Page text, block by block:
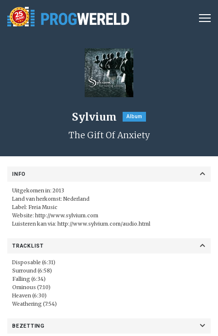
Sylvium Album
The Gift Of Anxiety
INFO
Uitgekomen in: 2013
Land van herkomst: Nederland
Label: Freia Music
Website: http://www.sylvium.com
Luisteren kan via: http://www.sylvium.com/audio.html
TRACKLIST
Disposable (6:31)
Surround (6:58)
Falling (6:34)
Ominous (7:10)
Heaven (6:30)
Weathering (7:54)
BEZETTING